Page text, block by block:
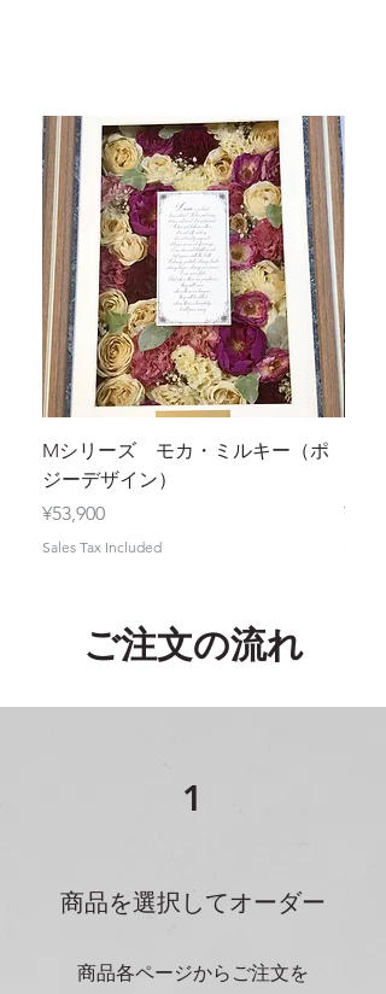
Mシリーズ モカ・ミルキー（ポ
ジーデザイン）
Price
¥53,900
Sales Tax Included
Price
​ご注文の流れ
1
​商品を選択してオーダー
商品各ページからご注文を